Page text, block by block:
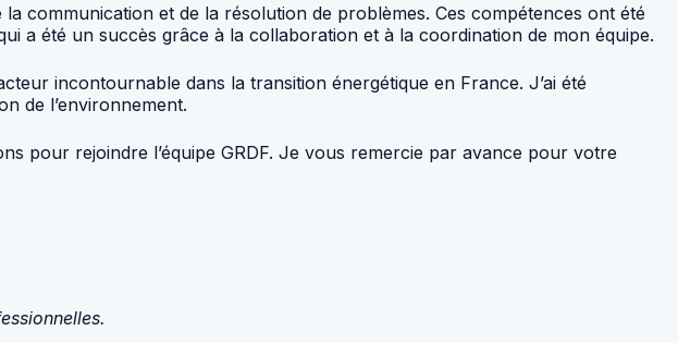
communication et de la résolution de problèmes. Ces compétences ont été
a été un succès grâce à la collaboration et à la coordination de mon équipe.
incontournable dans la transition énergétique en France. J’ai été
de l’environnement.
pour rejoindre l’équipe GRDF. Je vous remercie par avance pour votre